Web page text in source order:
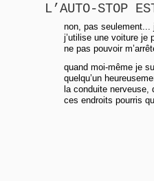
L’AUTO-STOP
non, pas seulement...
j’utilise une voiture je
ne pas pouvoir
quand moi-même je
quelqu’un
la conduite nerveuse,
ces endroits pourris